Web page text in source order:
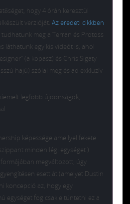
hogy 4 órán keresztül
verzióját. Az eredeti cikkben
meg a Terran és Protoss
láthatunk egy kis videót is, ahol
(a kopasz) és Chris Sigaty
hajú) szólal meg és ad exkluzív
legfobb újdonságok,
képessége amellyel fekete
minden légi egységet )
megváltozott, úgy
esett át (amelyet Dustin
koncepció az, hogy egy
egységet fog csak eltüntetni ez a